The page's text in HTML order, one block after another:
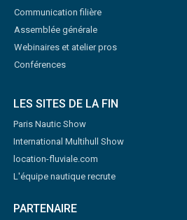
Communication filière
Assemblée générale
Webinaires et atelier pros
Conférences
LES SITES DE LA FIN
Paris Nautic Show
International Multihull Show
location-fluviale.com
L'équipe nautique recrute
PARTENAIRE